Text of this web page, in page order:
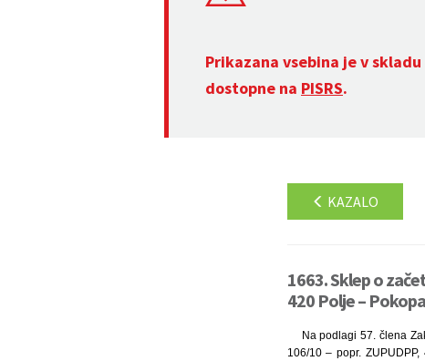
Prikazana vsebina je v skladu
dostopne na PISRS.
KAZALO
1663. Sklep o
420 Polje –
Na podlagi 57. člena
106/10 – popr.